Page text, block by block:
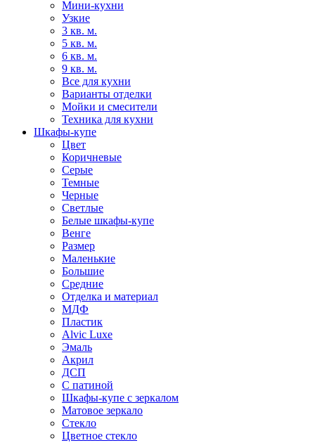
Мини-кухни
Узкие
3 кв. м.
5 кв. м.
6 кв. м.
9 кв. м.
Все для кухни
Варианты отделки
Мойки и смесители
Техника для кухни
Шкафы-купе
Цвет
Коричневые
Серые
Темные
Черные
Светлые
Белые шкафы-купе
Венге
Размер
Маленькие
Большие
Средние
Отделка и материал
МДФ
Пластик
Alvic Luxe
Эмаль
Акрил
ДСП
С патиной
Шкафы-купе с зеркалом
Матовое зеркало
Стекло
Цветное стекло